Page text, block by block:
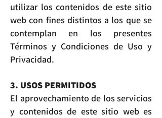
utilizar los contenidos de este sitio
web con fines distintos a los que se
contemplan en los presentes
Términos y Condiciones de Uso y
Privacidad.
3. USOS PERMITIDOS
El aprovechamiento de los servicios
y contenidos de este sitio web es